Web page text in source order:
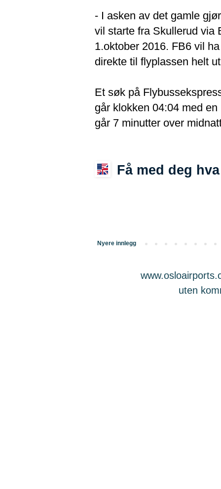
- I asken av det gamle
vil starte fra Skullerud via
1.oktober 2016. FB6 vil
direkte til flyplassen helt
Et søk på
går klokken 04:04 med
går 7 minutter over
Få med deg
Nyere innlegg
uten